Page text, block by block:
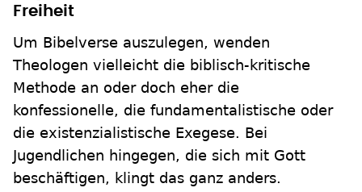
Freiheit
Um Bibelverse auszulegen, wenden
Theologen vielleicht die biblisch-kritische
Methode an oder doch eher die
konfessionelle, die fundamentalistische oder
die existenzialistische Exegese. Bei
Jugendlichen hingegen, die sich mit Gott
beschäftigen, klingt das ganz anders.